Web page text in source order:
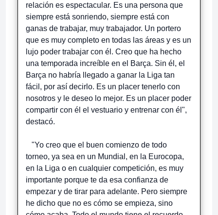
relación es espectacular. Es una persona que
siempre está sonriendo, siempre está con
ganas de trabajar, muy trabajador. Un portero
que es muy completo en todas las áreas y es un
lujo poder trabajar con él. Creo que ha hecho
una temporada increíble en el Barça. Sin él, el
Barça no habría llegado a ganar la Liga tan
fácil, por así decirlo. Es un placer tenerlo con
nosotros y le deseo lo mejor. Es un placer poder
compartir con él el vestuario y entrenar con él",
destacó.
"Yo creo que el buen comienzo de todo
torneo, ya sea en un Mundial, en la Eurocopa,
en la Liga o en cualquier competición, es muy
importante porque te da esa confianza de
empezar y de tirar para adelante. Pero siempre
he dicho que no es cómo se empieza, sino